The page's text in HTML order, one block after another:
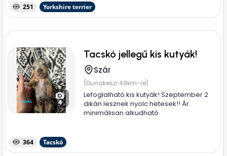
251 Yorkshire terrier
4
Tacskó jellegű kis kutyák!
Szár
(Dunakeszi 49km-re)
Lefoglalható kis kutyák! Szeptember 2
dikán lesznek nyolc hetesek!! Ár
minimálisan alkudható
364 Tacskó